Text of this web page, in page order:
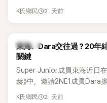
年，五位成員也一連舉辦三
K氏鄉民 2 天前
K-POP
東海、Dara交往過？20年
關鍵
Super Junior成員東海近日
赫》中，邀請2NE1成員Dara
青澀往事，也首度聊起當年
K氏鄉民 2 天前